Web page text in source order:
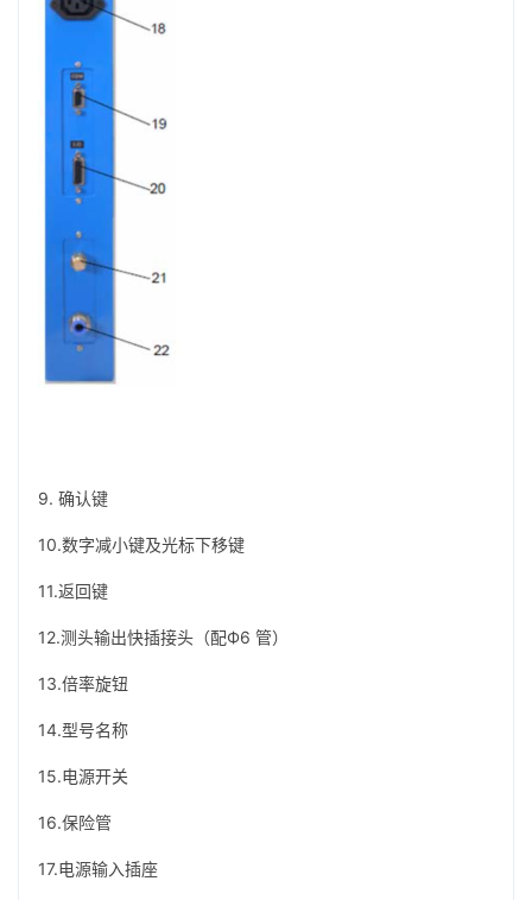
9. 确认键
10.数字减小键及光标下移键
11.返回键
12.测头输出快插接头（配Ф6 管）
13.倍率旋钮
14.型号名称
15.电源开关
16.保险管
17.电源输入插座